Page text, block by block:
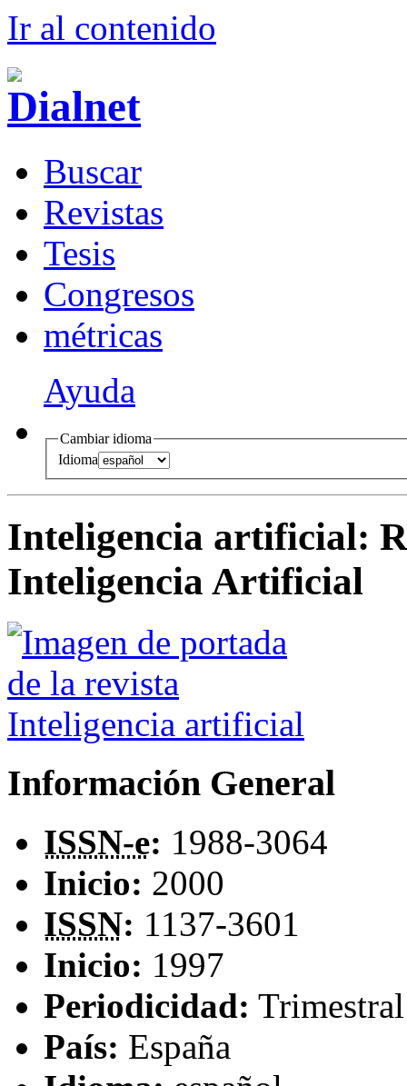
Ir al contenido
Buscar
Revistas
Tesis
Congresos
métricas
Ayuda
Cambiar idioma
Idioma
Inteligencia artificial:
Inteligencia Artificial
Información General
ISSN-e: 1988-3064
Inicio: 2000
ISSN: 1137-3601
Inicio: 1997
Periodicidad: Trimestral
País: España